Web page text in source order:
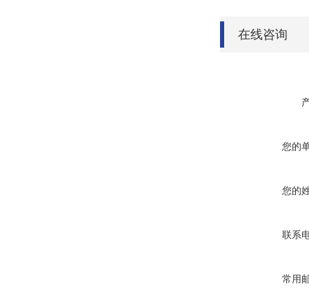
在线咨询
您的
您的
联系
常用